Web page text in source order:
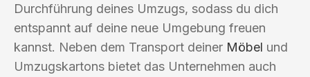
Durchführung deines Umzugs, sodass du dich
entspannt auf deine neue Umgebung freuen
kannst. Neben dem Transport deiner Möbel und
Umzugskartons bietet das Unternehmen auch